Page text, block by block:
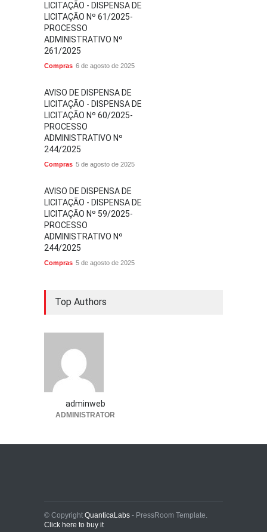
LICITAÇÃO - DISPENSA DE
LICITAÇÃO Nº 61/2025-
PROCESSO
ADMINISTRATIVO Nº
261/2025
Compras 6 de agosto de 2025
AVISO DE DISPENSA DE
LICITAÇÃO - DISPENSA DE
LICITAÇÃO Nº 60/2025-
PROCESSO
ADMINISTRATIVO Nº
244/2025
Compras 5 de agosto de 2025
AVISO DE DISPENSA DE
LICITAÇÃO - DISPENSA DE
LICITAÇÃO Nº 59/2025-
PROCESSO
ADMINISTRATIVO Nº
244/2025
Compras 5 de agosto de 2025
Top Authors
adminweb
ADMINISTRATOR
© Copyright QuanticaLabs - PressRoom Template.
Click here to buy it